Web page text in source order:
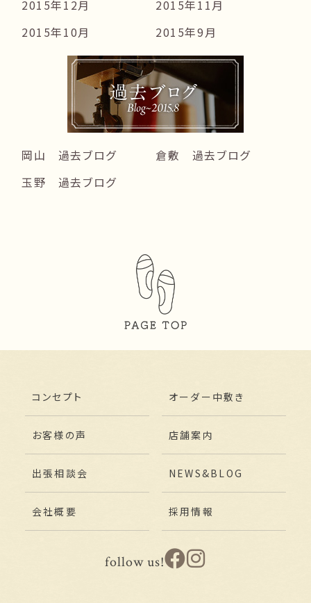
2015年12月
2015年11月
2015年10月
2015年9月
岡山 過去ブログ
倉敷 過去ブログ
玉野 過去ブログ
コンセプト オーダー中敷き
お客様の声 店舗案内
出張相談会 NEWS&BLOG
会社概要 採用情報
follow us!